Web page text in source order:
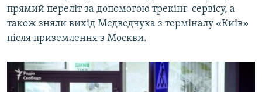
прямий переліт за допомогою трекінг-сервісу, а
також зняли вихід Медведчука з терміналу «Київ»
після приземлення з Москви.